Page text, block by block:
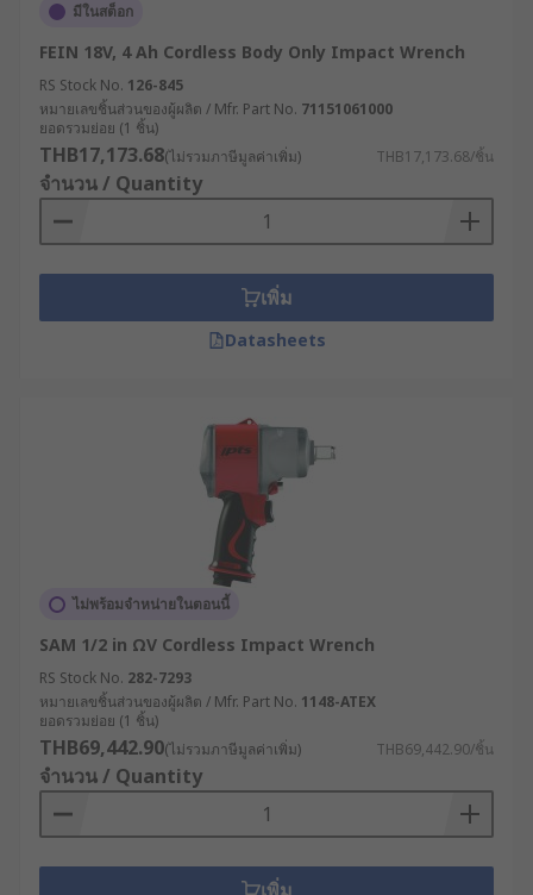
มีในสต็อก
FEIN 18V, 4 Ah Cordless Body Only Impact Wrench
RS Stock No. 126-845
หมายเลขชิ้นส่วนของผู้ผลิต / Mfr. Part No. 71151061000
ยอดรวมย่อย (1 ชิ้น)
THB17,173.68(ไม่รวมภาษีมูลค่าเพิ่ม) THB17,173.68/ชิ้น
จำนวน / Quantity
เพิ่ม
Datasheets
ไม่พร้อมจำหน่ายในตอนนี้
SAM 1/2 in ΩV Cordless Impact Wrench
RS Stock No. 282-7293
หมายเลขชิ้นส่วนของผู้ผลิต / Mfr. Part No. 1148-ATEX
ยอดรวมย่อย (1 ชิ้น)
THB69,442.90(ไม่รวมภาษีมูลค่าเพิ่ม) THB69,442.90/ชิ้น
จำนวน / Quantity